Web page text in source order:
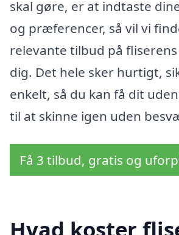
skal gøre, er at indtaste
og præferencer, så vil vi
relevante tilbud på
dig. Det hele sker hurtigt,
enkelt, så du kan få dit
til at skinne igen uden
Få 3 tilbud, gratis og
Hvad koster